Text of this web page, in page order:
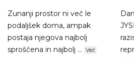
Zunanji prostor ni več le
podaljšek doma, ampak
postaja njegova najbolj
sproščena in najbolj ... Več